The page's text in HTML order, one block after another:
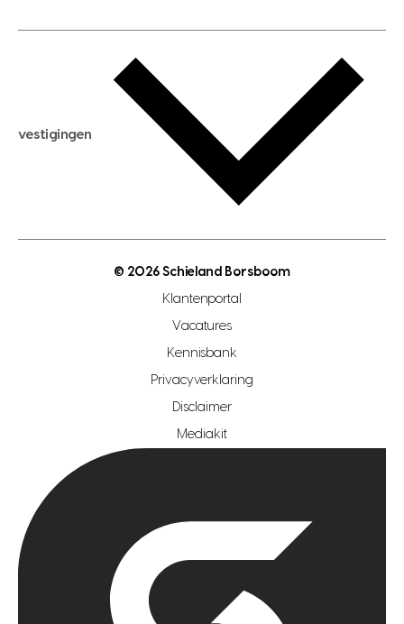
aankoopadvies
verkoopadvies
hypotheekadvies
hypotheek berekenen
maximale hypotheek berekenen
hypotheek bespaarcheck
gratis zoekprofiel aanmaken
open woningwaarde dag
vestigingen
makelaar regio zoetermeer
hypotheekshop regio den haag
hypotheekshop regio rotterdam
© 2026 Schieland Borsboom
Klantenportal
Vacatures
Kennisbank
Privacyverklaring
Disclaimer
Mediakit